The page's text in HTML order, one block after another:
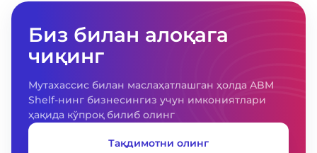
Биз билан алоқага
чиқинг
Мутахассис билан маслаҳатлашган ҳолда ABM
Shelf-нинг бизнесингиз учун имкониятлари
ҳақида кўпроқ билиб олинг
Тақдимотни олинг